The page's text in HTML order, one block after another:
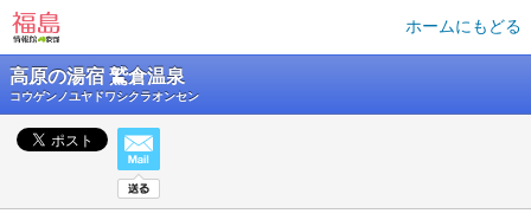
ホームにもどる
高原の湯宿 鷲倉温泉
コウゲンノユヤドワシクラオンセン